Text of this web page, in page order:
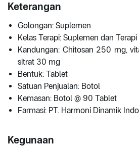
Keterangan
Golongan: Suplemen
Kelas Terapi: Suplemen dan
Kandungan: Chitosan 250 mg,
sitrat 30 mg
Bentuk: Tablet
Satuan Penjualan: Botol
Kemasan: Botol @ 90 Tablet
Farmasi: PT. Harmoni Dinamik
Kegunaan